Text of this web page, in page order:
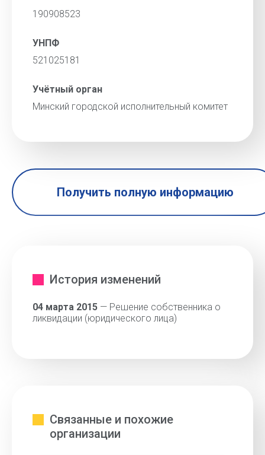
190908523
УНПФ
521025181
Учётный орган
Минский городской исполнительный комитет
Получить полную информацию
История изменений
04 марта 2015 — Решение собственника о
ликвидации (юридического лица)
Связанные и похожие
организации